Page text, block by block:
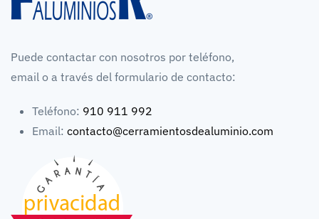
Puede contactar con nosotros por teléfono,
email o a través del formulario de contacto:
Teléfono: 910 911 992
Email: contacto@cerramientosdealuminio.com